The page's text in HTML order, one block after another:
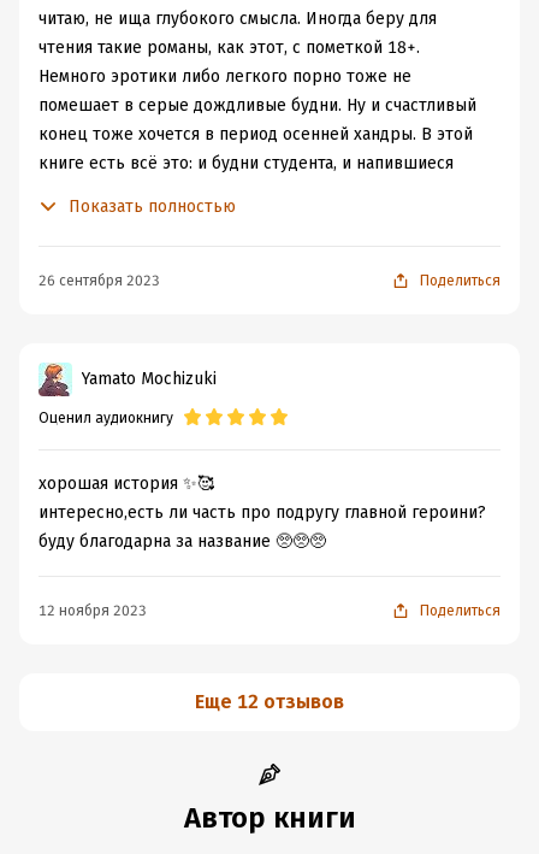
читаю, не ища глубокого смысла. Иногда беру для
чтения такие романы, как этот, с пометкой 18+.
Немного эротики либо легкого порно тоже не
помешает в серые дождливые будни. Ну и счастливый
конец тоже хочется в период осенней хандры. В этой
книге есть всё это: и будни студента, и напившиеся
Показать полностью
26 сентября 2023 Поделиться
Yamato Mochizuki
Оценил аудиокнигу
хорошая история ✨🥰
интересно,есть ли часть про подругу главной героини?
буду благодарна за название 🥺🥺🥺
12 ноября 2023 Поделиться
Еще 12 отзывов
Автор книги